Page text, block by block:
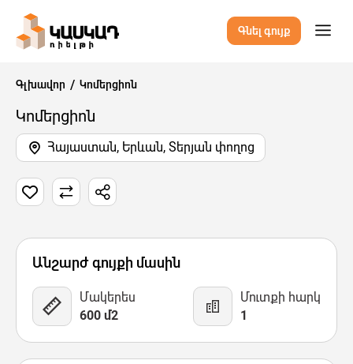
Գնել գույք
Գլխավոր Կոմերցիոն
Կոմերցիոն
Հայաստան, Երևան, Տերյան փողոց
3 Նկար Քարտեզ
Անշարժ գույքի մասին
Մակերես
600 մ2
Մուտքի հարկ
1